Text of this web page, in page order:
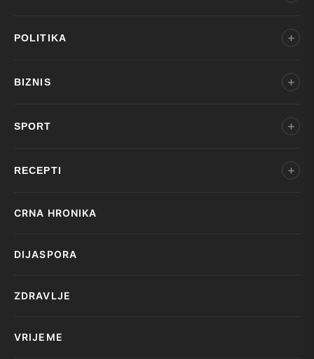
POLITIKA
BIZNIS
SPORT
RECEPTI
CRNA HRONIKA
DIJASPORA
ZDRAVLJE
VRIJEME